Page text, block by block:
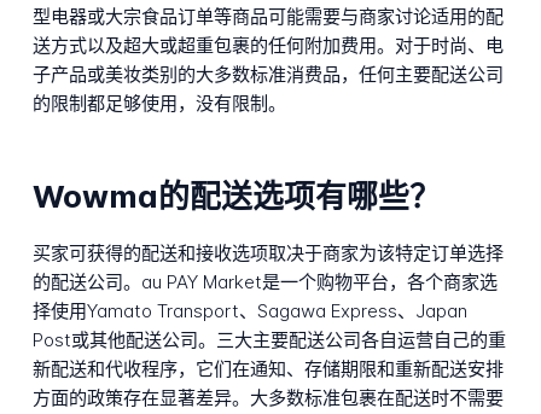
型电器或大宗食品订单等商品可能需要与商家讨论适用的配
送方式以及超大或超重包裹的任何附加费用。对于时尚、电
子产品或美妆类别的大多数标准消费品，任何主要配送公司
的限制都足够使用，没有限制。
Wowma的配送选项有哪些？
买家可获得的配送和接收选项取决于商家为该特定订单选择
的配送公司。au PAY Market是一个购物平台，各个商家选
择使用Yamato Transport、Sagawa Express、Japan
Post或其他配送公司。三大主要配送公司各自运营自己的重
新配送和代收程序，它们在通知、存储期限和重新配送安排
方面的政策存在显著差异。大多数标准包裹在配送时不需要